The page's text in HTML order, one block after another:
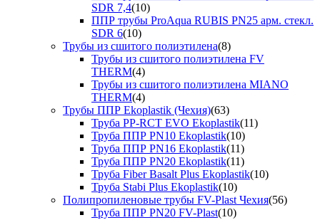
SDR 7,4(10)
ППР трубы ProAqua RUBIS PN25 арм. стекл.
SDR 6(10)
Трубы из сшитого полиэтилена(8)
Трубы из сшитого полиэтилена FV
THERM(4)
Трубы из сшитого полиэтилена MIANO
THERM(4)
Трубы ППР Ekoplastik (Чехия)(63)
Труба PP-RCT EVO Ekoplastik(11)
Труба ППР PN10 Ekoplastik(10)
Труба ППР PN16 Ekoplastik(11)
Труба ППР PN20 Ekoplastik(11)
Труба Fiber Basalt Plus Ekoplastik(10)
Труба Stabi Plus Ekoplastik(10)
Полипропиленовые трубы FV-Plast Чехия(56)
Труба ППР PN20 FV-Plast(10)